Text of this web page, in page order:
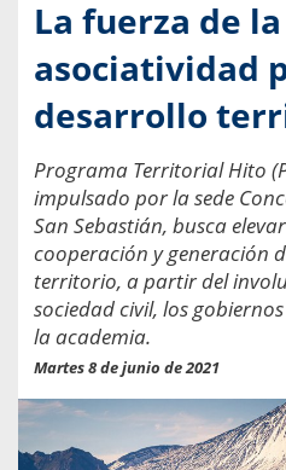
La fuerza de la
asociatividad
desarrollo
Programa Territorial Hito
impulsado por la sede
San Sebastián, busca
cooperación y generación
territorio, a partir del
sociedad civil, los
la academia.
Martes 8 de junio de 2021